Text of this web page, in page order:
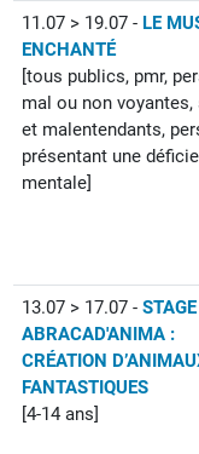
11.07 > 19.07 - LE
ENCHANTÉ
[tous publics, pmr,
mal ou non voyantes,
et malentendants,
présentant une
mentale]
13.07 > 17.07 -STAGE
ABRACAD'ANIMA :
CRÉATION
FANTASTIQUES
[4-14 ans]